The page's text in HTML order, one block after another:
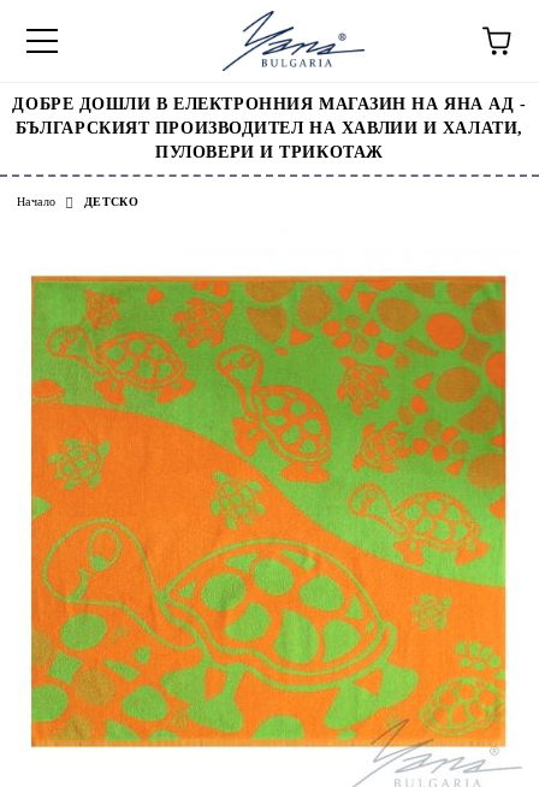
ДОБРЕ ДОШЛИ В ЕЛЕКТРОННИЯ МАГАЗИН НА ЯНА АД -
БЪЛГАРСКИЯТ ПРОИЗВОДИТЕЛ НА ХАВЛИИ И ХАЛАТИ,
ПУЛОВЕРИ И ТРИКОТАЖ
Начало ДЕТСКО